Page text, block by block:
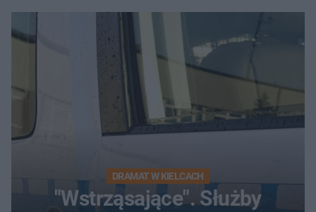
DRAMAT W KIELCACH
"Wstrząsające". Służby